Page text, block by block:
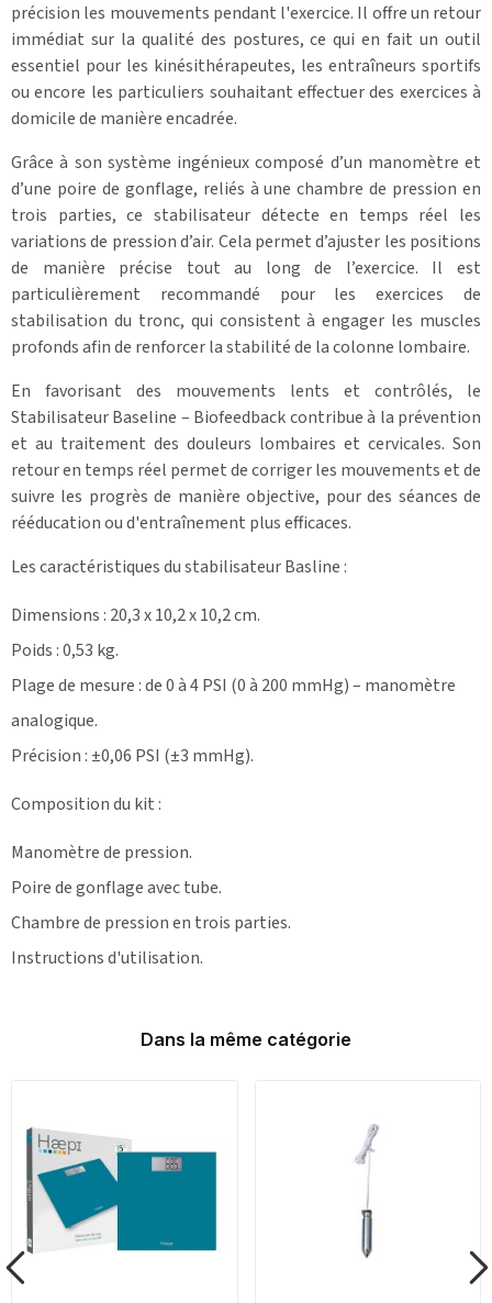
précision les mouvements pendant l'exercice. Il offre un retour
immédiat sur la qualité des postures, ce qui en fait un outil
essentiel pour les kinésithérapeutes, les entraîneurs sportifs
ou encore les particuliers souhaitant effectuer des exercices à
domicile de manière encadrée.
Grâce à son système ingénieux composé d’un manomètre et
d’une poire de gonflage, reliés à une chambre de pression en
trois parties, ce stabilisateur détecte en temps réel les
variations de pression d’air. Cela permet d’ajuster les positions
de manière précise tout au long de l’exercice. Il est
particulièrement recommandé pour les exercices de
stabilisation du tronc, qui consistent à engager les muscles
profonds afin de renforcer la stabilité de la colonne lombaire.
En favorisant des mouvements lents et contrôlés, le
Stabilisateur Baseline – Biofeedback contribue à la prévention
et au traitement des douleurs lombaires et cervicales. Son
retour en temps réel permet de corriger les mouvements et de
suivre les progrès de manière objective, pour des séances de
rééducation ou d'entraînement plus efficaces.
Les caractéristiques du stabilisateur Basline :
Dimensions : 20,3 x 10,2 x 10,2 cm.
Poids : 0,53 kg.
Plage de mesure : de 0 à 4 PSI (0 à 200 mmHg) – manomètre
analogique.
Précision : ±0,06 PSI (±3 mmHg).
Composition du kit :
Manomètre de pression.
Poire de gonflage avec tube.
Chambre de pression en trois parties.
Instructions d'utilisation.
Dans la même catégorie